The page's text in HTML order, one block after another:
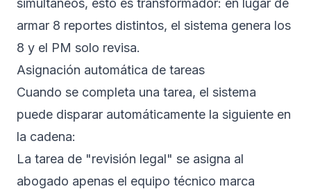
simultáneos, esto es transformador: en lugar de
armar 8 reportes distintos, el sistema genera los
8 y el PM solo revisa.
Asignación automática de tareas
Cuando se completa una tarea, el sistema
puede disparar automáticamente la siguiente en
la cadena:
La tarea de "revisión legal" se asigna al
abogado apenas el equipo técnico marca